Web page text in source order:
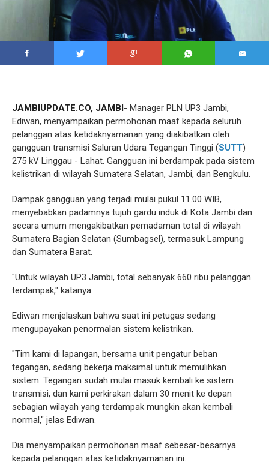
JAMBIUPDATE.CO, JAMBI- Manager PLN UP3 Jambi,
Ediwan, menyampaikan permohonan maaf kepada seluruh
pelanggan atas ketidaknyamanan yang diakibatkan oleh
gangguan transmisi Saluran Udara Tegangan Tinggi (SUTT)
275 kV Linggau - Lahat. Gangguan ini berdampak pada sistem
kelistrikan di wilayah Sumatera Selatan, Jambi, dan Bengkulu.
Dampak gangguan yang terjadi mulai pukul 11.00 WIB,
menyebabkan padamnya tujuh gardu induk di Kota Jambi dan
secara umum mengakibatkan pemadaman total di wilayah
Sumatera Bagian Selatan (Sumbagsel), termasuk Lampung
dan Sumatera Barat.
"Untuk wilayah UP3 Jambi, total sebanyak 660 ribu pelanggan
terdampak," katanya.
Ediwan menjelaskan bahwa saat ini petugas sedang
mengupayakan penormalan sistem kelistrikan.
"Tim kami di lapangan, bersama unit pengatur beban
tegangan, sedang bekerja maksimal untuk memulihkan
sistem. Tegangan sudah mulai masuk kembali ke sistem
transmisi, dan kami perkirakan dalam 30 menit ke depan
sebagian wilayah yang terdampak mungkin akan kembali
normal," jelas Ediwan.
Dia menyampaikan permohonan maaf sebesar-besarnya
kepada pelanggan atas ketidaknyamanan ini.